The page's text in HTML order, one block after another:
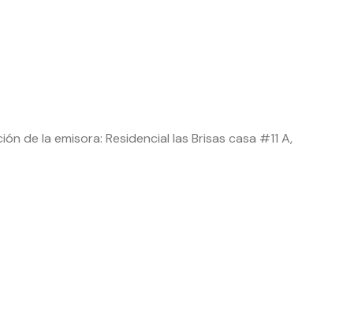
de la emisora: Residencial las Brisas casa #11 A,